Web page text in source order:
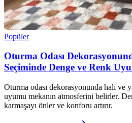
Popüler
Oturma Odası
Seçiminde Denge ve Renk
Oturma odası dekorasyonunda halı ve
uyumu mekanın atmosferini belirler.
karmaşayı önler ve konforu artırır.